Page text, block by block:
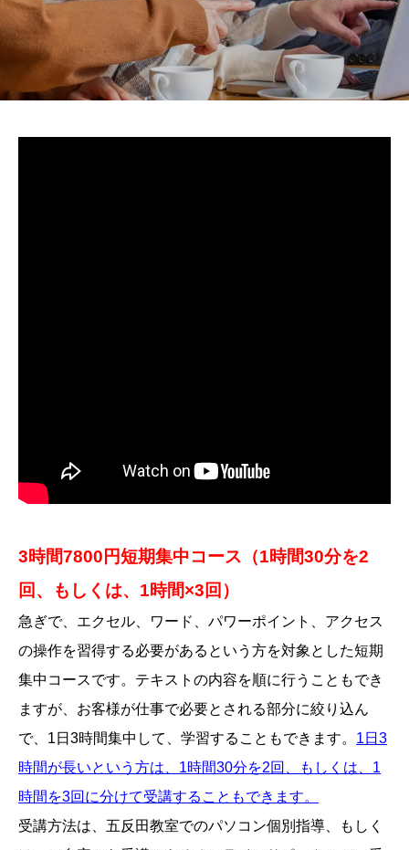
3時間7800円短期集中コース（1時間30分を2
回、もしくは、1時間×3回）
急ぎで、エクセル、ワード、パワーポイント、アクセス
の操作を習得する必要があるという方を対象とした短期
集中コースです。テキストの内容を順に行うこともでき
ますが、お客様が仕事で必要とされる部分に絞り込ん
で、1日3時間集中して、学習することもできます。 1日3
時間が長いという方は、1時間30分を2回、もしくは、1
時間を3回に分けて受講することもできます。
受講方法は、五反田教室でのパソコン個別指導、もしく